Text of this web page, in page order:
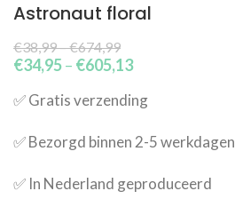
Astronaut floral
€38,99–€674,99
€34,95– €605,13
✅​ Gratis verzending
✅​ Bezorgd binnen 2-5 werkdagen
✅​ In Nederland geproduceerd